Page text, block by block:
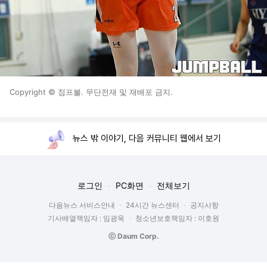
Copyright © 점프볼. 무단전재 및 재배포 금지.
뉴스 밖 이야기, 다음 커뮤니티 웹에서 보기
로그인 PC화면 전체보기
다음뉴스 서비스안내 24시간 뉴스센터
공지사항
기사배열책임자 : 임광욱
청소년보호책임자 : 이호원
ⓒ Daum Corp.